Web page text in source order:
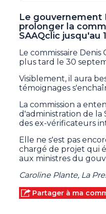
Le gouvernement
prolonger la
SAAQclic jusqu'au
Le commissaire
plus tard le 30
Visiblement, il aura
témoignages
La commission a
d'administration de la
des ex-vérificateurs
Elle ne s'est pas
chargé de projet qui
aux ministres du
Caroline Plante, La
Partager à ma